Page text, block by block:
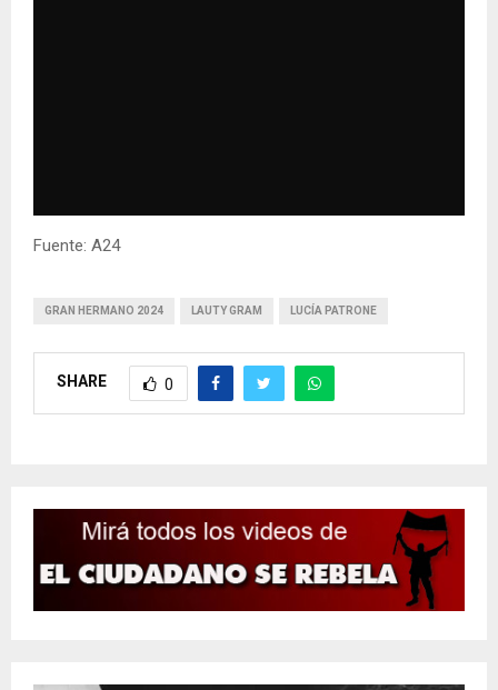
Fuente: A24
GRAN HERMANO 2024 LAUTY GRAM LUCÍA PATRONE
SHARE 0